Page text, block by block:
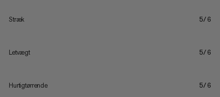
Stræk 5/6
Letvægt 5/6
Hurtigtørrende 5/6